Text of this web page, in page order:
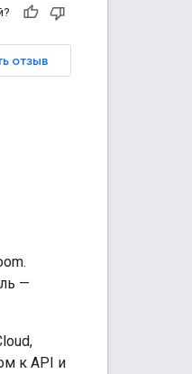
отзыв
—
к API и